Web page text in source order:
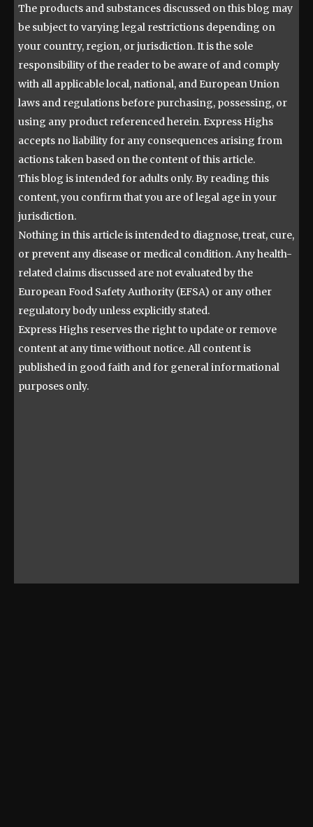
The products and substances discussed on this blog may
be subject to varying legal restrictions depending on
your country, region, or jurisdiction. It is the sole
responsibility of the reader to be aware of and comply
with all applicable local, national, and European Union
laws and regulations before purchasing, possessing, or
using any product referenced herein. Express Highs
accepts no liability for any consequences arising from
actions taken based on the content of this article.
This blog is intended for adults only. By reading this
content, you confirm that you are of legal age in your
jurisdiction.
Nothing in this article is intended to diagnose, treat, cure,
or prevent any disease or medical condition. Any health-
related claims discussed are not evaluated by the
European Food Safety Authority (EFSA) or any other
regulatory body unless explicitly stated.
Express Highs reserves the right to update or remove
content at any time without notice. All content is
published in good faith and for general informational
purposes only.